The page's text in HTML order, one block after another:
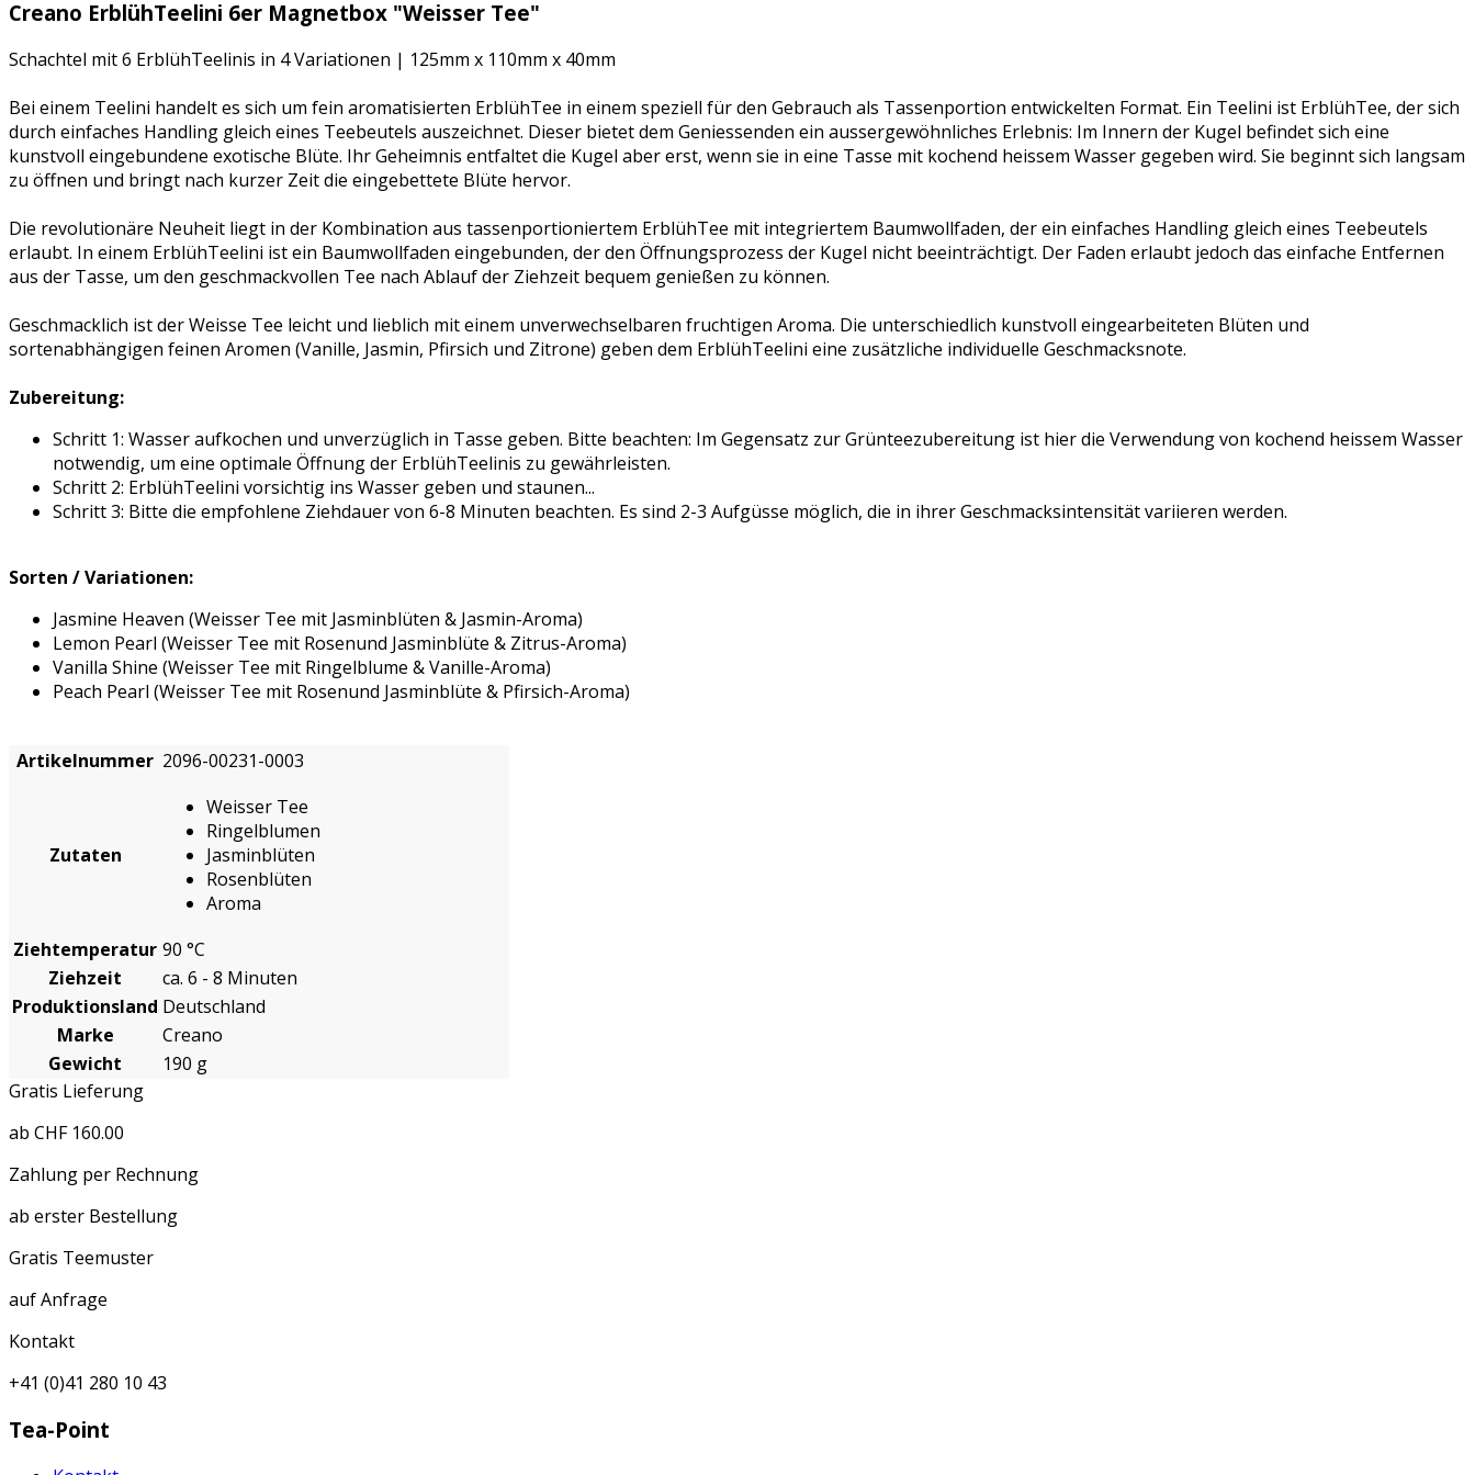
Creano ErblühTeelini 6er Magnetbox "Weisser Tee"
Schachtel mit 6 ErblühTeelinis in 4 Variationen | 125mm x 110mm x 40mm
Bei einem Teelini handelt es sich um fein aromatisierten ErblühTee in einem speziell für den Gebrauch als Tassenportion entwickelten Format. Ein Teelini ist ErblühTee, der sich
durch einfaches Handling gleich eines Teebeutels auszeichnet. Dieser bietet dem Geniessenden ein aussergewöhnliches Erlebnis: Im Innern der Kugel befindet sich eine
kunstvoll eingebundene exotische Blüte. Ihr Geheimnis entfaltet die Kugel aber erst, wenn sie in eine Tasse mit kochend heissem Wasser gegeben wird. Sie beginnt sich langsam
zu öffnen und bringt nach kurzer Zeit die eingebettete Blüte hervor.
Die revolutionäre Neuheit liegt in der Kombination aus tassenportioniertem ErblühTee mit integriertem Baumwollfaden, der ein einfaches Handling gleich eines Teebeutels
erlaubt. In einem ErblühTeelini ist ein Baumwollfaden eingebunden, der den Öffnungsprozess der Kugel nicht beeinträchtigt. Der Faden erlaubt jedoch das einfache Entfernen
aus der Tasse, um den geschmackvollen Tee nach Ablauf der Ziehzeit bequem genießen zu können.
Geschmacklich ist der Weisse Tee leicht und lieblich mit einem unverwechselbaren fruchtigen Aroma. Die unterschiedlich kunstvoll eingearbeiteten Blüten und
sortenabhängigen feinen Aromen (Vanille, Jasmin, Pfirsich und Zitrone) geben dem ErblühTeelini eine zusätzliche individuelle Geschmacksnote.
Zubereitung:
Schritt 1: Wasser aufkochen und unverzüglich in Tasse geben. Bitte beachten: Im Gegensatz zur Grünteezubereitung ist hier die Verwendung von kochend heissem Wasser
notwendig, um eine optimale Öffnung der ErblühTeelinis zu gewährleisten.
Schritt 2: ErblühTeelini vorsichtig ins Wasser geben und staunen...
Schritt 3: Bitte die empfohlene Ziehdauer von 6-8 Minuten beachten. Es sind 2-3 Aufgüsse möglich, die in ihrer Geschmacksintensität variieren werden.
Sorten / Variationen:
Jasmine Heaven (Weisser Tee mit Jasminblüten & Jasmin-Aroma)
Lemon Pearl (Weisser Tee mit Rosenund Jasminblüte & Zitrus-Aroma)
Vanilla Shine (Weisser Tee mit Ringelblume & Vanille-Aroma)
Peach Pearl (Weisser Tee mit Rosenund Jasminblüte & Pfirsich-Aroma)
Artikelnummer 2096-00231-0003
Zutaten
Weisser Tee
Ringelblumen
Jasminblüten
Rosenblüten
Aroma
Ziehtemperatur 90 °C
Ziehzeit
ca. 6 - 8 Minuten
Produktionsland Deutschland
Marke
Creano
Gewicht
190 g
Gratis Lieferung
ab CHF 160.00
Zahlung per Rechnung
ab erster Bestellung
Gratis Teemuster
auf Anfrage
Kontakt
+41 (0)41 280 10 43
Tea-Point